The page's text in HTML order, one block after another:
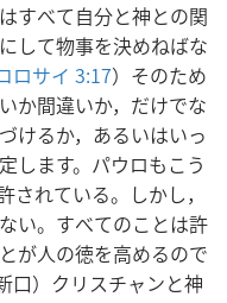
すべて自分と神との関
して物事を決めねばな
ロサイ 3:17）そのため
か間違いか，だけでな
けるか，あるいはいっ
します。パウロもこう
れている。しかし，
い。すべてのことは許
が人の徳を高めるので
口）クリスチャンと神